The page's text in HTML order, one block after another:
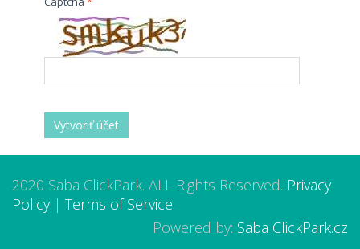
Vytvoriť účet
2020 Saba ClickPark. ALL Rights Reserved. Privacy
Policy| Terms of Service
Powered by: Saba ClickPark.cz